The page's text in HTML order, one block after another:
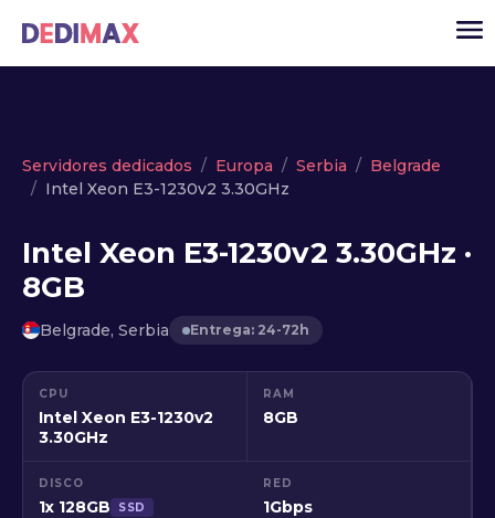
Cloud
Servidores dedicados
API
Noticias
Servidores dedicados Europa Serbia
Belgrade
Intel Xeon E3-1230v2 3.30GHz
Intel Xeon E3-1230v2 3.30GHz ·
8GB
Belgrade, Serbia Entrega: 24-72h
CPU
Intel Xeon E3-1230v2
3.30GHz
RAM
8GB
DISCO
1x 128GB SSD
RED
1Gbps